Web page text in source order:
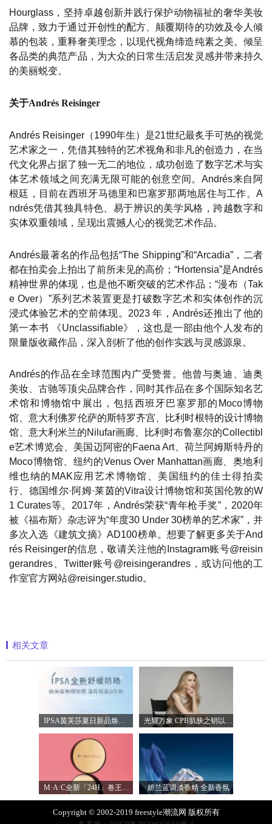
Hourglass，坚持卓越创新并践行保护动物福祉的奢华美妆
品牌，致力于通过开创性的配方、颠覆期待的功效及令人倾
慕的包装，重释奢美理念，以现代视角缔造纯素之美。倾呈
各品类的典范产品，为大众的日常生活启发灵感并带来持久
的美丽蜕变。
关于Andrés Reisinger
Andrés Reisinger（1990年生）是21世纪最炙手可热的视觉
艺术家之一，凭借其独特的艺术视角和非凡的创造力，在当
代文化界占据了独一无二的地位，成功创造了数字艺术与实
体艺术领域之间充满无限可能的创意空间。Andrés来自阿
根廷，目前在西班牙马德里和巴塞罗那两地居住与工作。A
ndrés凭借其独具特色、易于辨识的美学风格，跨越数字和
实体双重领域，呈现出震撼人心的视觉艺术作品。
Andrés最著名的作品包括“The Shipping”和“Arcadia”，二者
都在拍卖会上拍出了前所未见的高价；“Hortensia”是Andrés
精神世界的体现，也是他不断突破的艺术作品；“漫布（Tak
e Over）”系列艺术装置更是打破数字艺术和实体创作的沉
浸式体验艺术的空前体现。2023 年，Andrés还推出了他的
第一本书 《Unclassiﬁable》，这也是一部由他个人发布的
限量版收藏作品，深入剖析了他的创作实践与灵感源泉。
Andrés的作品在全球范围内广受赞誉。他曾与奥迪、迪奥
美妆、古驰等顶尖品牌合作，同时其作品在多个国际知名艺
术馆和博物馆中展出，包括西班牙巴塞罗那的Moco博物
馆、意大利佛罗伦萨的斯特罗齐宫、比利时根特的设计博物
馆、意大利米兰的Nilufar画廊、比利时布鲁塞尔的Collectibl
e艺术博览会、美国迈阿密的Faena Art、荷兰阿姆斯特丹的
Moco博物馆、纽约的Venus Over Manhattan画廊、奥地利
维也纳的MAK应用艺术博物馆、美国纽约的佳士得拍卖
行、德国维尔·阿姆·莱茵的Vitra设计博物馆和英国伦敦的W
1 Curates等。2017年，Andrés荣获“青年枪手奖”，2020年
被《福布斯》杂志评为“年度30 Under 30榜单的艺术家”，并
多次入选《建筑文摘》AD100榜单。想要了解更多关于And
rés Reisinger的信息，敬请关注他的Instagram账号@reisin
gerandres、Twitter账号@reisingerandres，或访问他的工
作室官方网站@reisinger.studio。
相关文章
IPSA茵芙莎夏日新品焕新登场 定制级调色 光耀万象 CPB肌肤之钥以镜头记录妮可·基
M·A·C全新「24H」卷王金气垫中国首发 实 娇兰蓝调淡香精 全新香氛
Copyright © 2002-2019 freestyle潮流网 版权所有